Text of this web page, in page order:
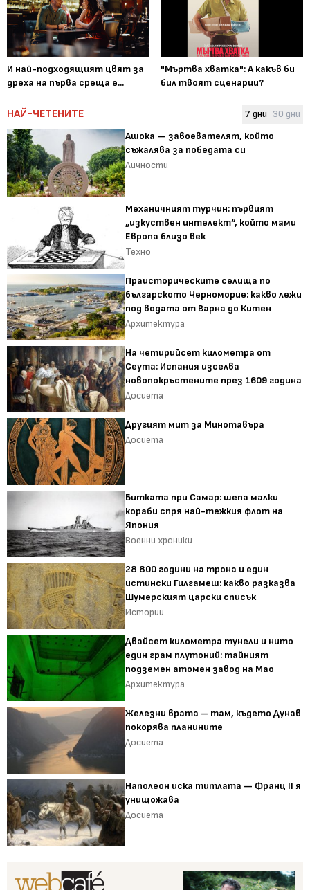
И най-подходящият цвят за
дреха на първа среща е...
"Мъртва хватка": А какъв би
бил твоят сценарии?
НАЙ-ЧЕТЕНИТЕ 7 дни 30 дни
Ашока — завоевателят, който
съжалява за победата си
Личности
Механичният турчин: първият
„изкуствен интелект“, който мами
Европа близо век
Техно
Праисторическите селища по
българското Черноморие: какво лежи
под водата от Варна до Китен
Архитектура
На четирийсет километра от
Сеута: Испания изселва
новопокръстените през 1609 година
Досиета
Другият мит за Минотавъра
Досиета
Битката при Самар: шепа малки
кораби спря най-тежкия флот на
Япония
Военни хроники
28 800 години на трона и един
истински Гилгамеш: какво разказва
Шумерският царски списък
Истории
Двайсет километра тунели и нито
един грам плутоний: тайният
подземен атомен завод на Мао
Архитектура
Железни врата – там, където Дунав
покорява планините
Досиета
Наполеон иска титлата — Франц II я
унищожава
Досиета